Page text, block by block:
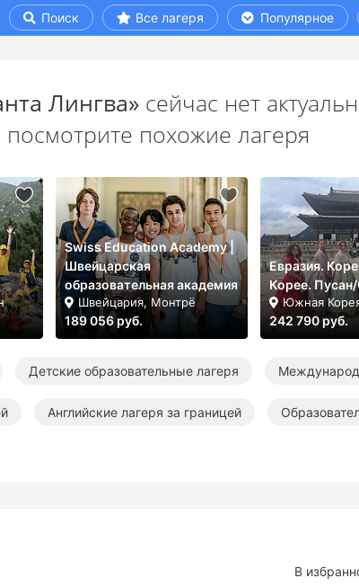
Поиск Все лагеря Популярное
В
Лингва»сейчас нет
посмотрите похожие лагеря
Swiss Education Academy |
Швейцарская
образовательная академия
Швейцария, Монтрё
189 056 руб.
Евразия.
Корее.
Южная
242 790 руб.
Детские образовательные лагеря
Английские лагеря за границей